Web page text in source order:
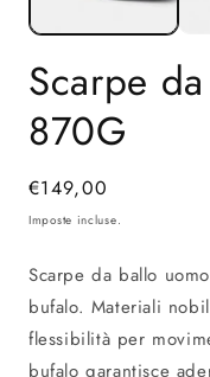
Scarpe
870G
Prezzo
di
€149,00
Imposte incluse.
Scarpe da ballo
bufalo. Materiali
flessibilità per
bufalo garantisce